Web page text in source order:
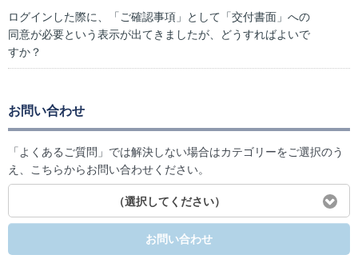
ログインした際に、「ご確認事項」として「交付書面」への
同意が必要という表示が出てきましたが、どうすればよいで
すか？
お問い合わせ
「よくあるご質問」では解決しない場合はカテゴリーをご選択のう
え、こちらからお問い合わせください。
（選択してください）
お問い合わせ